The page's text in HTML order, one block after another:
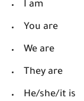
I am
You are
We are
They are
He/she/it is